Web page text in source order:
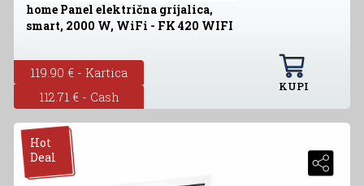
home Panel električna grijalica,
smart, 2000 W, WiFi - FK 420 WIFI
119.90 € - Kartica
112.71 € - Cash
KUPI
Hot
Deal